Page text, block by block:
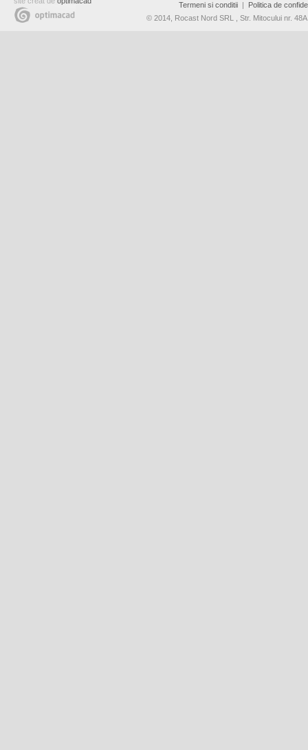
Termeni si conditii|
Politica de
© 2014, Rocast Nord SRL , Str. Mitocului nr.